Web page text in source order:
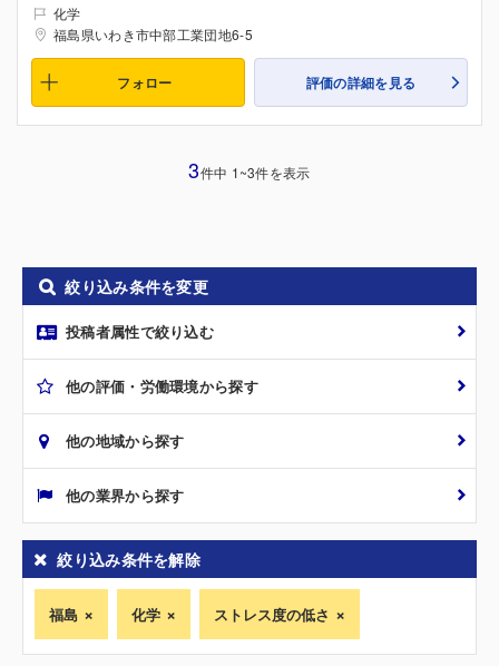
化学
福島県いわき市中部工業団地6-5
フォロー 評価の詳細を見る
3件中 1~3件を表示
絞り込み条件を変更
投稿者属性で絞り込む
他の評価・労働環境から探す
他の地域から探す
他の業界から探す
絞り込み条件を解除
福島 化学 ストレス度の低さ